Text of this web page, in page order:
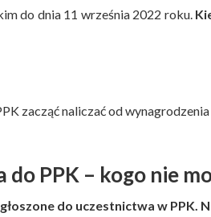
do dnia 11 września 2022 roku.
zacząć naliczać od
PPK – kogo nie
do uczestnictwa w PPK.